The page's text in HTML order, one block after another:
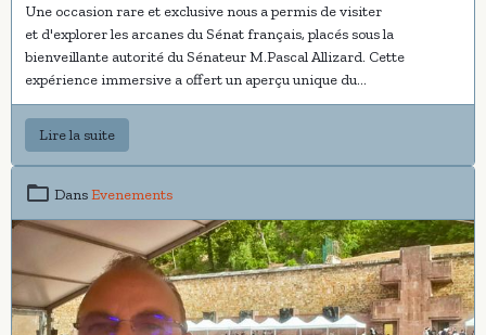
Une occasion rare et exclusive nous a permis de visiter
et d'explorer les arcanes du Sénat français, placés sous la
bienveillante autorité du Sénateur M.Pascal Allizard. Cette
expérience immersive a offert un aperçu unique du
fonctionnement interne de cette institution démocratique.Album
photos
Lire la suite
DansEvenements